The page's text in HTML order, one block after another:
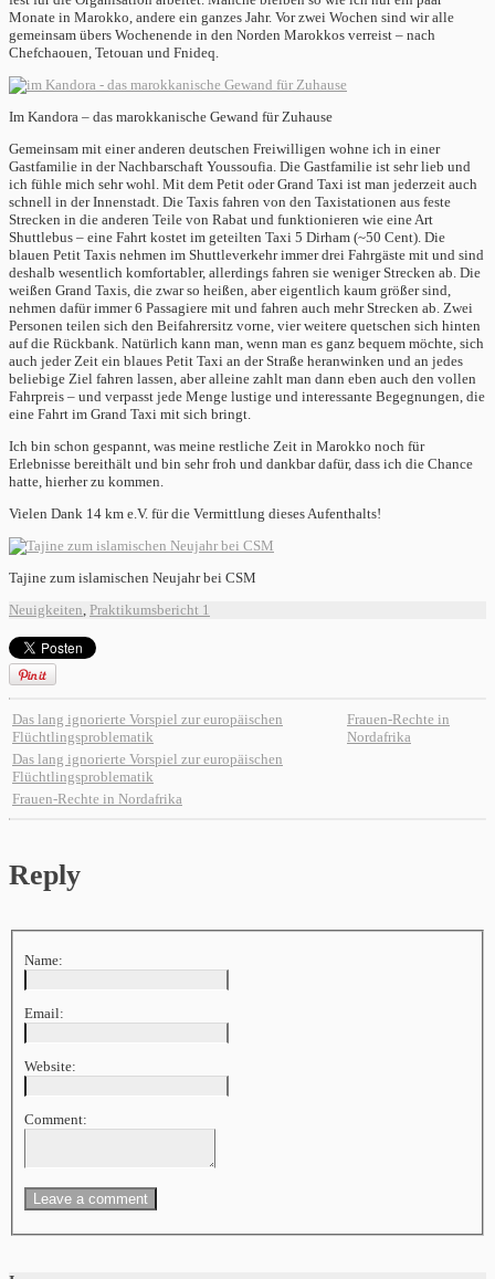
Monate in Marokko, andere ein ganzes Jahr. Vor zwei Wochen sind wir alle
gemeinsam übers Wochenende in den Norden Marokkos verreist – nach
Chefchaouen, Tetouan und Fnideq.
Im Kandora – das marokkanische Gewand für Zuhause
Gemeinsam mit einer anderen deutschen Freiwilligen wohne ich in einer
Gastfamilie in der Nachbarschaft Youssoufia. Die Gastfamilie ist sehr lieb und
ich fühle mich sehr wohl. Mit dem Petit oder Grand Taxi ist man jederzeit auch
schnell in der Innenstadt. Die Taxis fahren von den Taxistationen aus feste
Strecken in die anderen Teile von Rabat und funktionieren wie eine Art
Shuttlebus – eine Fahrt kostet im geteilten Taxi 5 Dirham (~50 Cent). Die
blauen Petit Taxis nehmen im Shuttleverkehr immer drei Fahrgäste mit und sind
deshalb wesentlich komfortabler, allerdings fahren sie weniger Strecken ab. Die
weißen Grand Taxis, die zwar so heißen, aber eigentlich kaum größer sind,
nehmen dafür immer 6 Passagiere mit und fahren auch mehr Strecken ab. Zwei
Personen teilen sich den Beifahrersitz vorne, vier weitere quetschen sich hinten
auf die Rückbank. Natürlich kann man, wenn man es ganz bequem möchte, sich
auch jeder Zeit ein blaues Petit Taxi an der Straße heranwinken und an jedes
beliebige Ziel fahren lassen, aber alleine zahlt man dann eben auch den vollen
Fahrpreis – und verpasst jede Menge lustige und interessante Begegnungen, die
eine Fahrt im Grand Taxi mit sich bringt.
Ich bin schon gespannt, was meine restliche Zeit in Marokko noch für
Erlebnisse bereithält und bin sehr froh und dankbar dafür, dass ich die Chance
hatte, hierher zu kommen.
Vielen Dank 14 km e.V. für die Vermittlung dieses Aufenthalts!
Tajine zum islamischen Neujahr bei CSM
Neuigkeiten Praktikumsbericht 1
Das lang ignorierte Vorspiel zur europäischen
Flüchtlingsproblematik
Frauen-Rechte in
Nordafrika
Das lang ignorierte Vorspiel zur europäischen
Flüchtlingsproblematik
Frauen-Rechte in Nordafrika
Reply
Name:
Email:
Website:
Comment: